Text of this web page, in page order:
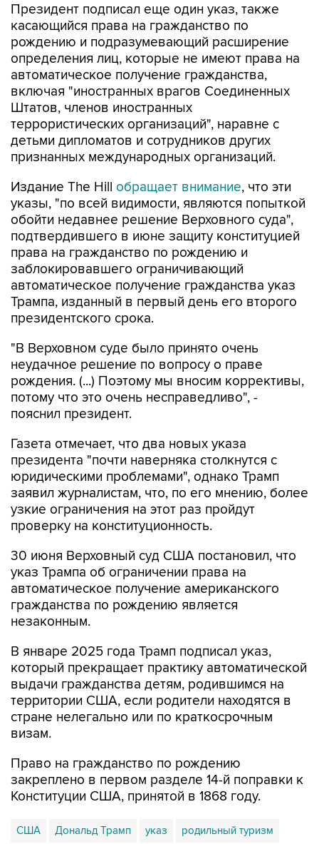
Президент подписал еще один указ, также
касающийся права на гражданство по
рождению и подразумевающий расширение
определения лиц, которые не имеют права на
автоматическое получение гражданства,
включая "иностранных врагов Соединенных
Штатов, членов иностранных
террористических организаций", наравне с
детьми дипломатов и сотрудников других
признанных международных организаций.
Издание The Hill обращает внимание, что эти
указы, "по всей видимости, являются попыткой
обойти недавнее решение Верховного суда",
подтвердившего в июне защиту конституцией
права на гражданство по рождению и
заблокировавшего ограничивающий
автоматическое получение гражданства указ
Трампа, изданный в первый день его второго
президентского срока.
"В Верховном суде было принято очень
неудачное решение по вопросу о праве
рождения. (...) Поэтому мы вносим коррективы,
потому что это очень несправедливо", -
пояснил президент.
Газета отмечает, что два новых указа
президента "почти наверняка столкнутся с
юридическими проблемами", однако Трамп
заявил журналистам, что, по его мнению, более
узкие ограничения на этот раз пройдут
проверку на конституционность.
30 июня Верховный суд США постановил, что
указ Трампа об ограничении права на
автоматическое получение американского
гражданства по рождению является
незаконным.
В январе 2025 года Трамп подписал указ,
который прекращает практику автоматической
выдачи гражданства детям, родившимся на
территории США, если родители находятся в
стране нелегально или по краткосрочным
визам.
Право на гражданство по рождению
закреплено в первом разделе 14-й поправки к
Конституции США, принятой в 1868 году.
США Дональд Трамп указ родильный туризм